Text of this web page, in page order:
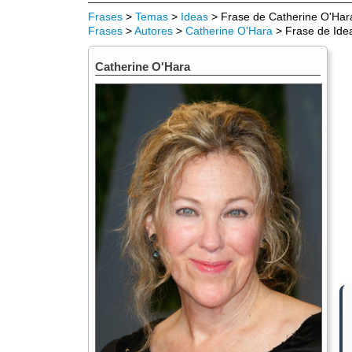
Frases > Temas > Ideas > Frase de Catherine
Frases >Autores > Catherine O'Hara > Frase de
Catherine O'Hara